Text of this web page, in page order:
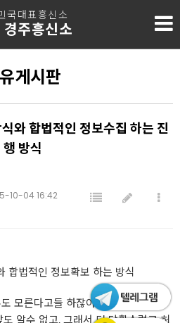
국대표흥신소
경주흥신소
게시판
와 합법적인 정보수집 하는 진
행 방식
10-04 16:42
합법적인 정보확보 하는 방식
모른다고들 하잖아요. 정말 그 말이
알수 없고, 그래서 더 당황스럽고 허